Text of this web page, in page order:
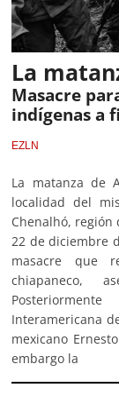
La
Masacre
indígenas a
EZLN
La matanza de
localidad del
Chenalhó, región
22 de diciembre
masacre que
chiapaneco,
Interamericana
mexicano
embargo la